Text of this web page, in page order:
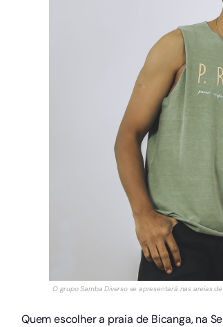
O grupo Samba Diverso se apresentará nas areias
Quem escolher a praia de Bicanga, na